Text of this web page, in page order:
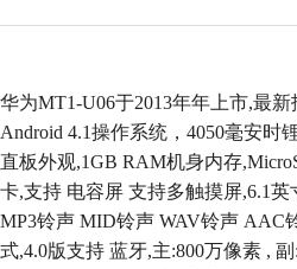
华为MT1-U06于2013年年上市,最
Android 4.1操作系统，4050毫安时
直板外观,1GB RAM机身内存
卡,支持 电容屏 支持多触摸屏,6.1
MP3铃声 MID铃声 WAV铃声 AAC
式,4.0版支持 蓝牙,主:800万像素 ,